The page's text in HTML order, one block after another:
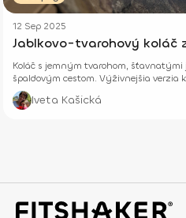
12 Sep 2025
Jablkovo-tvarohový koláč
Koláč s jemným tvarohom,
špaldovým cestom. Výživnejšia verzia
Iveta Kašická